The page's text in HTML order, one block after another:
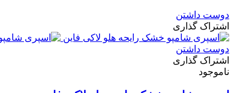
دوست داشتن
اشتراک گذاری
دوست داشتن
اشتراک گذاری
ناموجود